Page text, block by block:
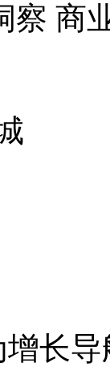
察 商
长导